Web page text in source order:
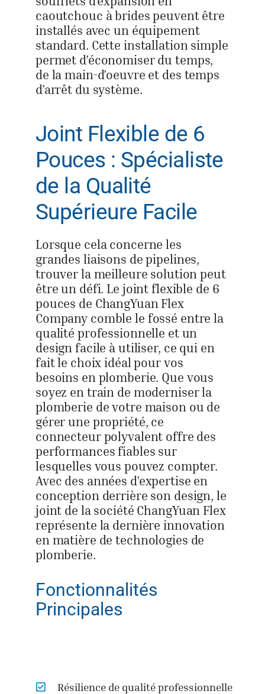
caoutchouc à brides peuvent être
installés avec un équipement
standard. Cette installation simple
permet d’économiser du temps,
de la main-d’oeuvre et des temps
d’arrêt du système.
Joint Flexible de 6
Pouces : Spécialiste
de la Qualité
Supérieure Facile
Lorsque cela concerne les
grandes liaisons de pipelines,
trouver la meilleure solution peut
être un défi. Le joint flexible de 6
pouces de ChangYuan Flex
Company comble le fossé entre la
qualité professionnelle et un
design facile à utiliser, ce qui en
fait le choix idéal pour vos
besoins en plomberie. Que vous
soyez en train de moderniser la
plomberie de votre maison ou de
gérer une propriété, ce
connecteur polyvalent offre des
performances fiables sur
lesquelles vous pouvez compter.
Avec des années d’expertise en
conception derrière son design, le
joint de la société ChangYuan Flex
représente la dernière innovation
en matière de technologies de
plomberie.
Fonctionnalités
Principales
Résilience de qualité professionnelle